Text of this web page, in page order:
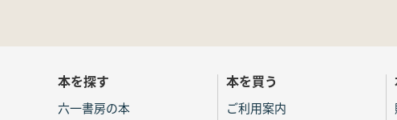
本を探す
六一書房の本
本を買う
ご利用案内